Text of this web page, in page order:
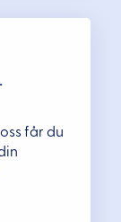
får du